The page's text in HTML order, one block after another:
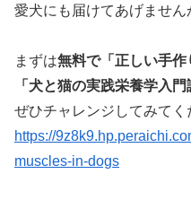
愛犬にも届けてあげません
まずは無料で「正しい手
「犬と猫の実践栄養学入門
ぜひチャレンジしてみてく
https://
muscles-in-dogs